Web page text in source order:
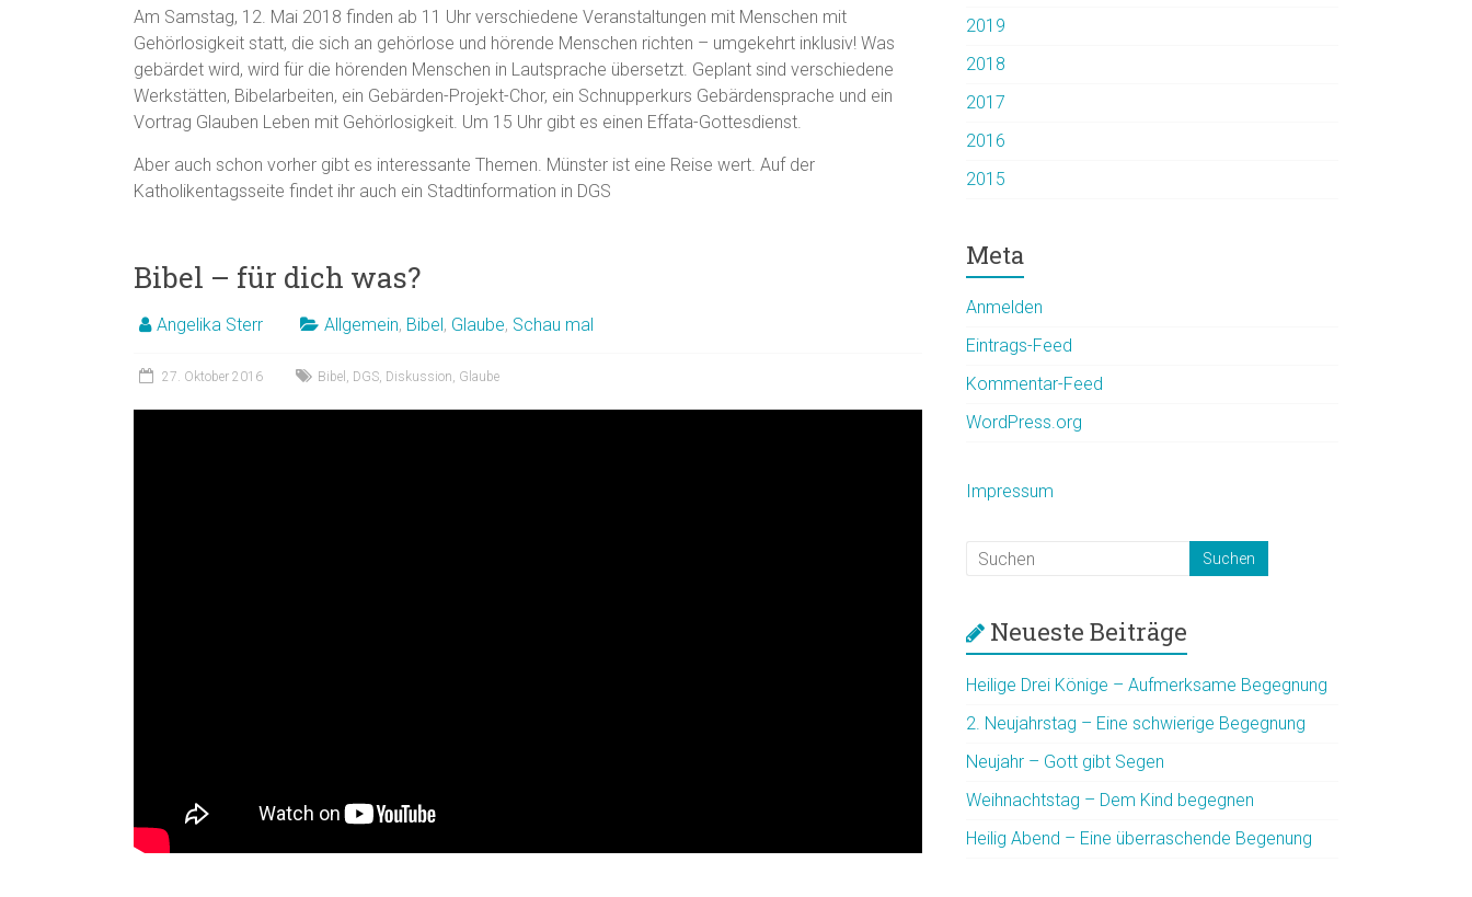
Am Samstag, 12. Mai 2018 finden ab 11 Uhr verschiedene Veranstaltungen mit Menschen mit
Gehörlosigkeit statt, die sich an gehörlose und hörende Menschen richten – umgekehrt inklusiv! Was
gebärdet wird, wird für die hörenden Menschen in Lautsprache übersetzt. Geplant sind verschiedene
Werkstätten, Bibelarbeiten, ein Gebärden-Projekt-Chor, ein Schnupperkurs Gebärdensprache und ein
Vortrag Glauben Leben mit Gehörlosigkeit. Um 15 Uhr gibt es einen Effata-Gottesdienst.
Aber auch schon vorher gibt es interessante Themen. Münster ist eine Reise wert. Auf der
Katholikentagsseite findet ihr auch ein Stadtinformation in DGS
Bibel – für dich was?
Angelika Sterr Allgemein, Bibel , Glaube, Schau mal
27. Oktober 2016 Bibel , DGS, Diskussion, Glaube
2019
2018
2017
2016
2015
Meta
Anmelden
Eintrags-Feed
Kommentar-Feed
WordPress.org
Impressum
Neueste Beiträge
Heilige Drei Könige – Aufmerksame Begegnung
2. Neujahrstag – Eine schwierige Begegnung
Neujahr – Gott gibt Segen
Weihnachtstag – Dem Kind begegnen
Heilig Abend – Eine überraschende Begenung